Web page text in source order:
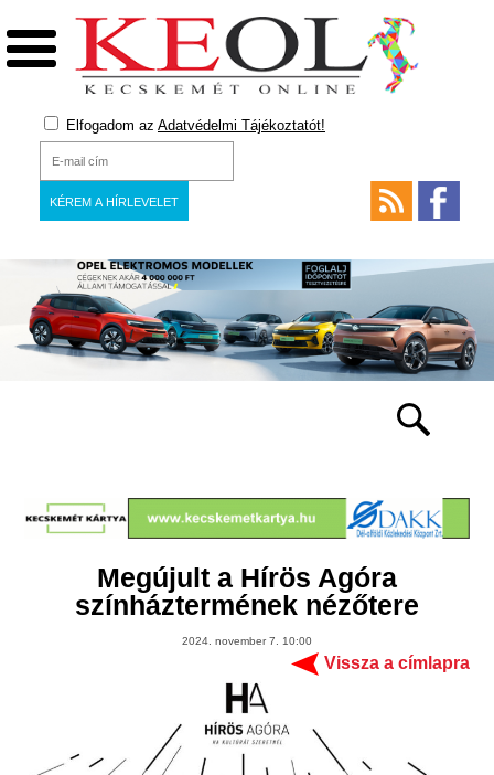
Elfogadom az Adatvédelmi Tájékoztatót!
Megújult a Hírös Agóra
színháztermének nézőtere
2024. november 7. 10:00
Vissza a címlapra